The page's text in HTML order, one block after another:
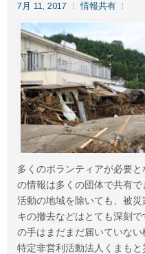
7月 11, 2017 情報共有
多くのボランティアが必要
の情報は多くの団体で共有
活動の地域を除いても、被
キの撤去などはとても深刻
の手はまだまだ届いていな
特定非営利活動法人くまも